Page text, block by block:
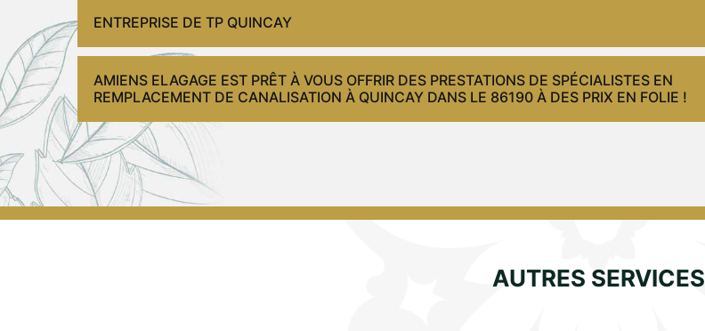
ENTREPRISE DE TP QUINCAY
AMIENS ELAGAGE EST PRÊT À VOUS OFFRIR DES PRESTATIONS DE SPÉCIALISTES EN
REMPLACEMENT DE CANALISATION À QUINCAY DANS LE 86190 À DES PRIX EN FOLIE !
AUTRES SERVICES